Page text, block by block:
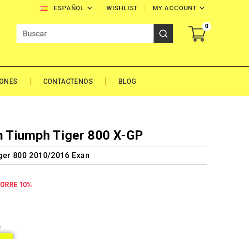
ESPAÑOL  MY ACCOUNT 
WISHLIST
0
CONTACTENOS BLOG
Tiumph Tiger 800 X-GP
800 2010/2016 Exan
10%